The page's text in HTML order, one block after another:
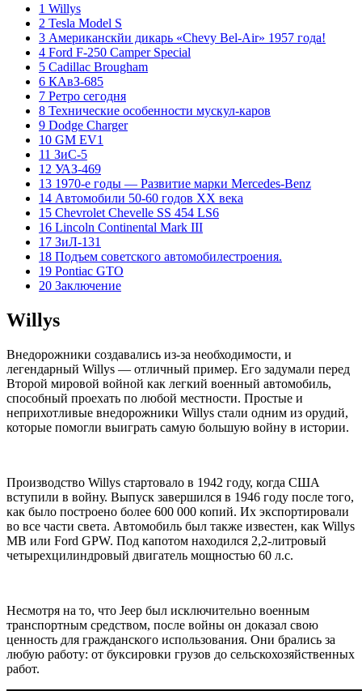
1 Willys
2 Tesla Model S
3 Американскйи дикарь «Chevy Bel-Air» 1957 года!
4 Ford F-250 Camper Special
5 Cadillac Brougham
6 КАвЗ-685
7 Ретро сегодня
8 Технические особенности мускул-каров
9 Dodge Charger
10 GM EV1
11 ЗиС-5
12 УАЗ-469
13 1970-е годы — Развитие марки Mercedes-Benz
14 Автомобили 50-60 годов XX века
15 Chevrolet Chevelle SS 454 LS6
16 Lincoln Continental Mark III
17 ЗиЛ-131
18 Подъем советского автомобилестроения.
19 Pontiac GTO
20 Заключение
Willys
Внедорожники создавались из-за необходимости, и
легендарный Willys — отличный пример. Его задумали перед
Второй мировой войной как легкий военный автомобиль,
способный проехать по любой местности. Простые и
неприхотливые внедорожники Willys стали одним из орудий,
которые помогли выиграть самую большую войну в истории.
Производство Willys стартовало в 1942 году, когда США
вступили в войну. Выпуск завершился в 1946 году после того,
как было построено более 600 000 копий. Их экспортировали
во все части света. Автомобиль был также известен, как Willys
MB или Ford GPW. Под капотом находился 2,2-литровый
четырехцилиндровый двигатель мощностью 60 л.с.
Несмотря на то, что Jeep был исключительно военным
транспортным средством, после войны он доказал свою
ценность для гражданского использования. Они брались за
любую работу: от буксировки грузов до сельскохозяйственных
работ.